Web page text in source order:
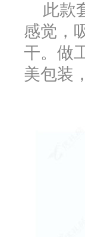
此款
感觉，
干。做
美包装